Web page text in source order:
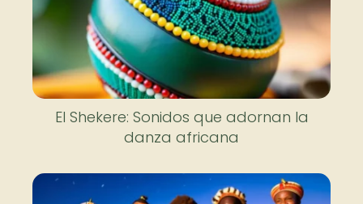
El Shekere: Sonidos que adornan la
danza africana